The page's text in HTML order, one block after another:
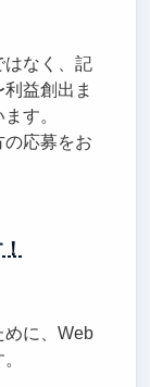
はなく、記
益創出ま
す。
の応募をお
めに、Web